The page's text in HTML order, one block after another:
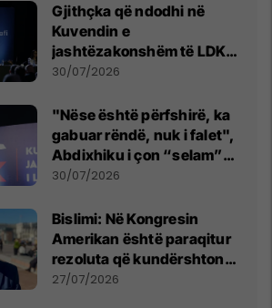
Gjithçka që ndodhi në
Kuvendin e
jashtëzakonshëm të LDK-
së
30/07/2026
"Nëse është përfshirë, ka
gabuar rëndë, nuk i falet",
Abdixhiku i çon “selam”
Përparim Ramës
30/07/2026
Bislimi: Në Kongresin
Amerikan është paraqitur
rezoluta që kundërshton
mbajtjen e Asamblesë
27/07/2026